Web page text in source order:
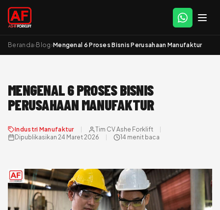
Beranda› Blog ›Mengenal 6 Proses Bisnis Perusahaan Manufaktur
MENGENAL 6 PROSES BISNIS
PERUSAHAAN MANUFAKTUR
Industri Manufaktur
Tim CV Ashe Forklift
Dipublikasikan 24 Maret 2026
14 menit baca